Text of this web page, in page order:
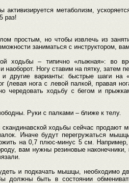
активизируется метаболизм,
раз!
простым, но чтобы извлечь из
заниматься с инструктором,
ходьбы – типично «лыжная»: во
наоборот. Ногу ставим на пятку, затем
другие варианты: быстрые шаги на
(левая нога с левой палкой, правая
чередовать ходьбу с бегом и
Руки с палками – ближе к телу.
ходьбы сейчас продают
Иначе будут перегружаться
на 0,7 плюс-минус 5 см.
вам нужны резиновые наконечники,
и подкачать мышцы, необходимо
должны быть в состоянии